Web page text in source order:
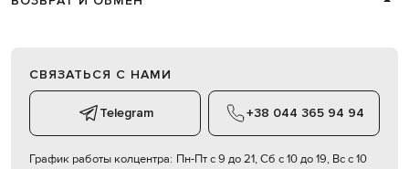
СВЯЗАТЬСЯ С НАМИ
Telegram +38 044 365 94 94
График работы колцентра: Пн-Пт с 9 до 21, Сб с 10 до 19, Вс с 10